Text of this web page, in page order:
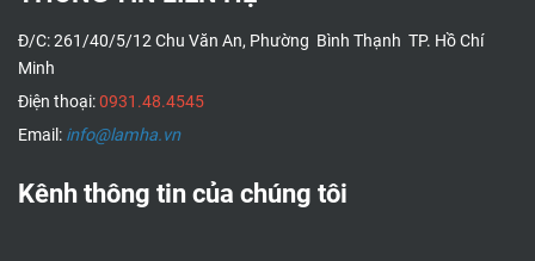
Đ/C: 261/40/5/12 Chu Văn An, Phường Bình Thạnh TP. Hồ Chí
Minh
Điện thoại:0931.48.4545
Email: info@lamha.vn
Kênh thông tin của chúng tôi